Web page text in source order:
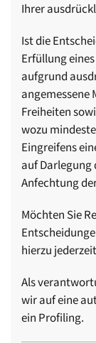
Ihrer
Ist die
Erfüllung
aufgrund
angemessene
Freiheiten
wozu
Eingreifens
auf Darlegung
Anfechtung
Möchten Sie
hierzu
Als
wir auf eine
ein Profiling.